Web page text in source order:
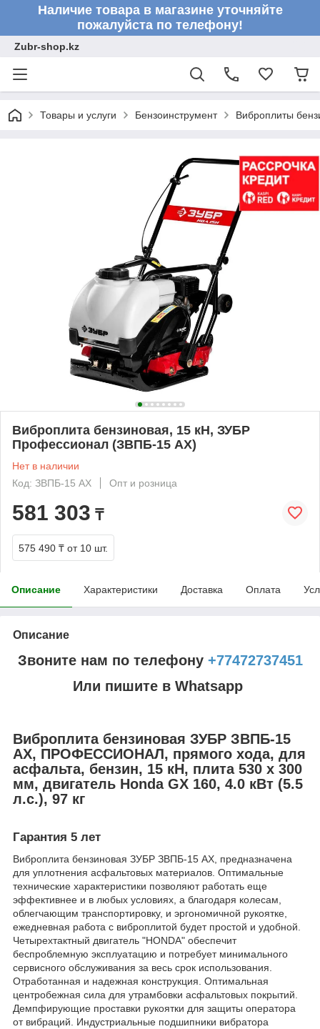
Наличие товара в магазине уточняйте
пожалуйста по телефону!
Zubr-shop.kz
Товары и услуги Бензоинструмент Виброплиты
Виброплита бензиновая, 15 кН, ЗУБР
Профессионал (ЗВПБ-15 АХ)
Нет в наличии
Код: ЗВПБ-15 АХ
Опт и розница
581 303 ₸
575 490 ₸ от 10 шт.
Описание Характеристики Доставка Оплата
Описание
Звоните нам по телефону +77472737451
Или пишите в Whatsapp
Виброплита бензиновая ЗУБР ЗВПБ-15
АX, ПРОФЕССИОНАЛ, прямого хода, для
асфальта, бензин, 15 кН, плита 530 х 300
мм, двигатель Honda GX 160, 4.0 кВт (5.5
л.с.), 97 кг
Гарантия 5 лет
Виброплита бензиновая ЗУБР ЗВПБ-15 АX, предназначена
для уплотнения асфальтовых материалов. Оптимальные
технические характеристики позволяют работать еще
эффективнее и в любых условиях, а благодаря колесам,
облегчающим транспортировку, и эргономичной рукоятке,
ежедневная работа с виброплитой будет простой и удобной.
Четырехтактный двигатель "HONDA" обеспечит
беспроблемную эксплуатацию и потребует минимального
сервисного обслуживания за весь срок использования.
Отработанная и надежная конструкция. Оптимальная
центробежная сила для утрамбовки асфальтовых покрытий.
Демпфирующие проставки рукоятки для защиты оператора
от вибраций. Индустриальные подшипники вибратора